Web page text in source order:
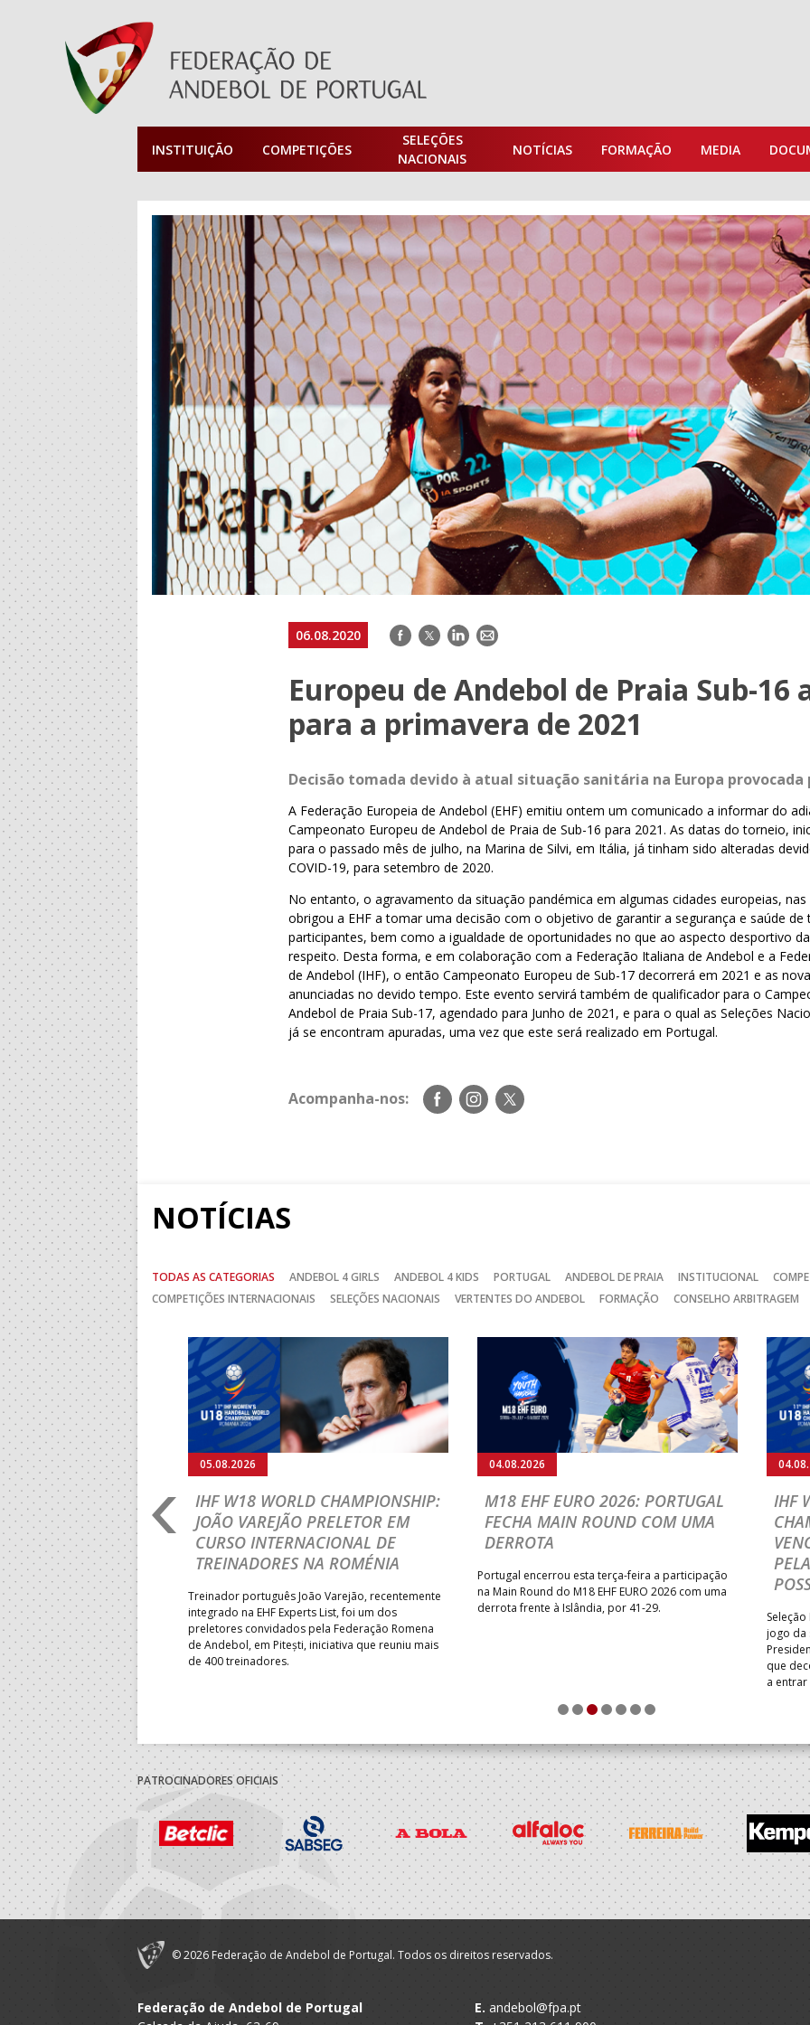
INSTITUIÇÃO COMPETIÇÕES
SELEÇÕES
NACIONAIS
NOTÍCIAS FORMAÇÃO MEDIA
06.08.2020 Facebook
TwitterLinkedIn
E-
Europeu de Andebol de Praia Sub-16
para a primavera de 2021
Decisão tomada devido à atual situação sanitária na Europa provocada
A Federação Europeia de Andebol (EHF) emitiu ontem um comunicado a informar do
Campeonato Europeu de Andebol de Praia de Sub-16 para 2021. As datas do torneio,
para o passado mês de julho, na Marina de Silvi, em Itália, já tinham sido alteradas
COVID-19, para setembro de 2020.
No entanto, o agravamento da situação pandémica em algumas cidades europeias,
obrigou a EHF a tomar uma decisão com o objetivo de garantir a segurança e saúde de
participantes, bem como a igualdade de oportunidades no que ao aspecto desportivo
respeito. Desta forma, e em colaboração com a Federação Italiana de Andebol e a
de Andebol (IHF), o então Campeonato Europeu de Sub-17 decorrerá em 2021 e as
anunciadas no devido tempo. Este evento servirá também de qualificador para o
Andebol de Praia Sub-17, agendado para Junho de 2021, e para o qual as Seleções
já se encontram apuradas, uma vez que este será realizado em Portugal.
Acompanha-nos:
Siga-
nos
Siga-
nos
Siga-
nos
NOTÍCIAS
TODAS AS CATEGORIAS ANDEBOL 4 GIRLS ANDEBOL 4 KIDS PORTUGAL ANDEBOL DE PRAIA INSTITUCIONAL
COMPETIÇÕES INTERNACIONAIS
SELEÇÕES NACIONAIS VERTENTES DO ANDEBOL FORMAÇÃO CONSELHO ARBITRAGEM
CHAMPIONSHIP:
FASE A
CUP
na fase de grupos da
mede forças com o
no primeiro embate dos
entre o 17.º e 32.º lugare do
sub-18 Feminino.
05.08.2026
IHF W18 WORLD CHAMPIONSHIP:
JOÃO VAREJÃO PRELETOR EM
CURSO INTERNACIONAL DE
TREINADORES NA ROMÉNIA
Treinador português João Varejão, recentemente
integrado na EHF Experts List, foi um dos
preletores convidados pela Federação Romena
de Andebol, em Pitești, iniciativa que reuniu mais
de 400 treinadores.
04.08.2026
M18 EHF EURO 2026: PORTUGAL
FECHA MAIN ROUND COM UMA
DERROTA
Portugal encerrou esta terça-feira a participação
na Main Round do M18 EHF EURO 2026 com uma
derrota frente à Islândia, por 41-29.
IHF
jogo da
que
a
Anterior
1 2 3 4 5 6 7
PATROCINADORES OFICIAIS
© 2026 Federação de Andebol de Portugal. Todos os direitos reservados.
Federação de Andebol de Portugal
E. andebol@fpa.pt